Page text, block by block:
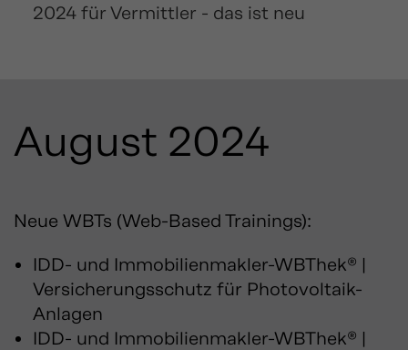
2024 für Vermittler - das ist neu
August 2024
Neue WBTs (Web-Based Trainings):
IDD- und Immobilienmakler-WBThek® |
Versicherungsschutz für Photovoltaik-
Anlagen
IDD- und Immobilienmakler-WBThek® |